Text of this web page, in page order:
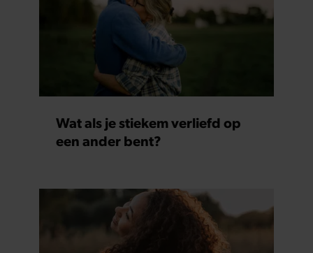
Wat als je stiekem verliefd op
een ander bent?